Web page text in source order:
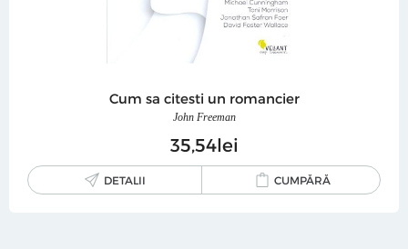
Cum sa citesti un romancier
John Freeman
3554lei
DETALII CUMPĂRĂ